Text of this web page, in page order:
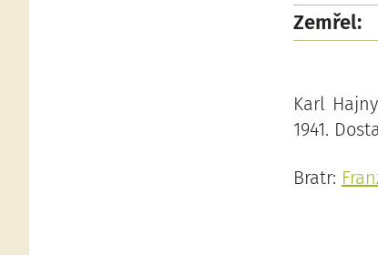
Zemřel:
Karl
1941.
Bratr: